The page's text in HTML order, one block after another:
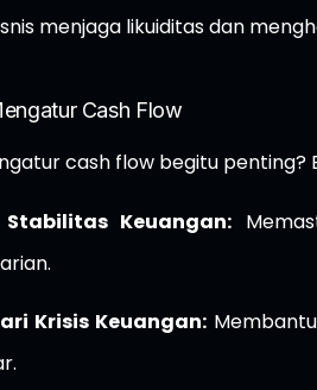
menjaga likuiditas dan
Cash Flow
cash flow begitu penting?
Keuangan:
Krisis Keuangan:Membantu